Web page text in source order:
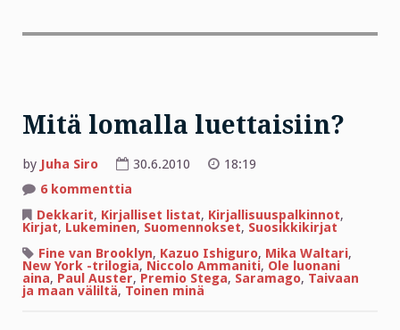
Mitä lomalla luettaisiin?
by Juha Siro 30.6.2010
18:19
6 kommenttia
lomalla
luettaisiin?
Dekkarit, Kirjalliset listat, Kirjallisuuspalkinnot,
Kirjat, Lukeminen, Suomennokset, Suosikkikirjat
Fine van Brooklyn, Kazuo Ishiguro, Mika Waltari,
New York -trilogia, Niccolo Ammaniti, Ole luonani
aina, Paul Auster, Premio Stega, Saramago, Taivaan
ja maan väliltä, Toinen minä